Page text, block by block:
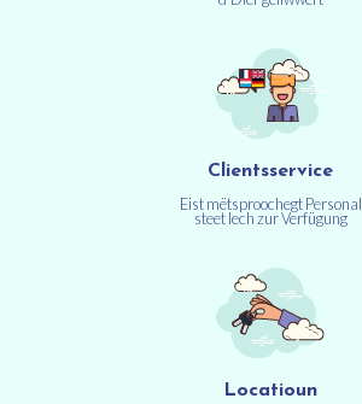
Clientsservice
Eist mëtsproochegt Personal
steet Iech zur Verfügung
Locatioun